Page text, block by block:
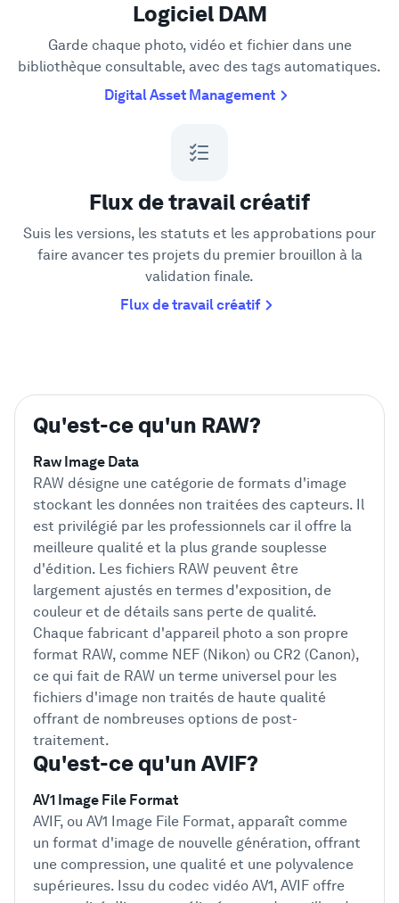
Logiciel DAM
Garde chaque photo, vidéo et fichier dans une
bibliothèque consultable, avec des tags automatiques.
Digital Asset Management
Flux de travail créatif
Suis les versions, les statuts et les approbations pour
faire avancer tes projets du premier brouillon à la
validation finale.
Flux de travail créatif
Qu'est-ce qu'un RAW?
Raw Image Data
RAW désigne une catégorie de formats d'image
stockant les données non traitées des capteurs. Il
est privilégié par les professionnels car il offre la
meilleure qualité et la plus grande souplesse
d'édition. Les fichiers RAW peuvent être
largement ajustés en termes d'exposition, de
couleur et de détails sans perte de qualité.
Chaque fabricant d'appareil photo a son propre
format RAW, comme NEF (Nikon) ou CR2 (Canon),
ce qui fait de RAW un terme universel pour les
fichiers d'image non traités de haute qualité
offrant de nombreuses options de post-
traitement.
Qu'est-ce qu'un AVIF?
AV1 Image File Format
AVIF, ou AV1 Image File Format, apparaît comme
un format d'image de nouvelle génération, offrant
une compression, une qualité et une polyvalence
supérieures. Issu du codec vidéo AV1, AVIF offre